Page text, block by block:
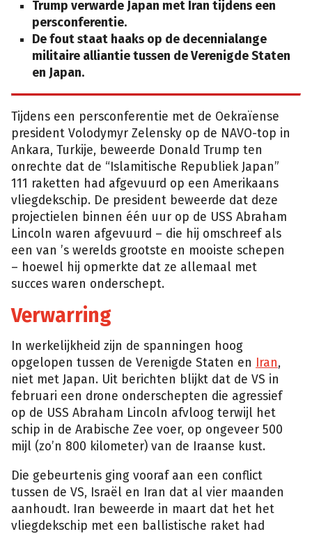
Trump verwarde Japan met Iran tijdens een
persconferentie.
De fout staat haaks op de decennialange
militaire alliantie tussen de Verenigde Staten
en Japan.
Tijdens een persconferentie met de Oekraïense
president Volodymyr Zelensky op de NAVO-top in
Ankara, Turkije, beweerde Donald Trump ten
onrechte dat de “Islamitische Republiek Japan”
111 raketten had afgevuurd op een Amerikaans
vliegdekschip. De president beweerde dat deze
projectielen binnen één uur op de USS Abraham
Lincoln waren afgevuurd – die hij omschreef als
een van ’s werelds grootste en mooiste schepen
– hoewel hij opmerkte dat ze allemaal met
succes waren onderschept.
Verwarring
In werkelijkheid zijn de spanningen hoog
opgelopen tussen de Verenigde Staten en
Iran,
niet met Japan. Uit berichten blijkt dat de VS in
februari een drone onderschepten die agressief
op de USS Abraham Lincoln afvloog terwijl het
schip in de Arabische Zee voer, op ongeveer 500
mijl (zo’n 800 kilometer) van de Iraanse kust.
Die gebeurtenis ging vooraf aan een conflict
tussen de VS, Israël en Iran dat al vier maanden
aanhoudt. Iran beweerde in maart dat het het
vliegdekschip met een ballistische raket had